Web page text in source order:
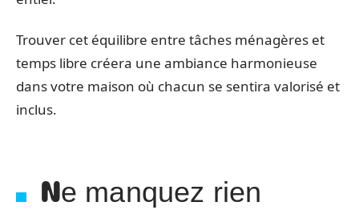
Trouver cet équilibre entre tâches ménagères et
temps libre créera une ambiance harmonieuse
dans votre maison où chacun se sentira valorisé et
inclus.
Ne manquez rien